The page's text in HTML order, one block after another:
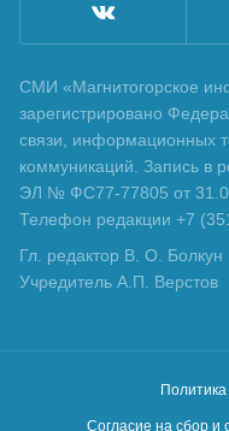
СМИ «Магнитогорское
зарегистрировано
связи, информационных
коммуникаций. Запись в
ЭЛ № ФС77-77805 от
Телефон редакции +7
Гл. редактор В. О. Болкун
Учредитель А.П. Верстов
Согласие на сбор и